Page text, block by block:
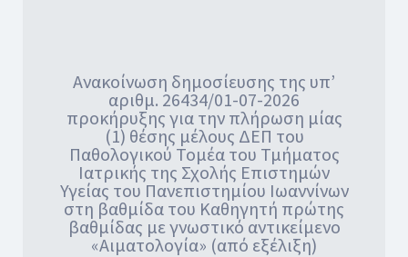
Ανακοίνωση δημοσίευσης της υπ’
αριθμ. 26434/01-07-2026
προκήρυξης για την πλήρωση μίας
(1) θέσης μέλους ΔΕΠ του
Παθολογικού Τομέα του Τμήματος
Ιατρικής της Σχολής Επιστημών
Υγείας του Πανεπιστημίου Ιωαννίνων
στη βαθμίδα του Καθηγητή πρώτης
βαθμίδας με γνωστικό αντικείμενο
«Αιματολογία» (από εξέλιξη)